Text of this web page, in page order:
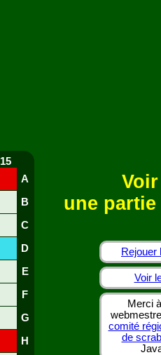
15
A
B
C
D
E
F
G
H
une
Rejouer
Voir
Merci
comité
de